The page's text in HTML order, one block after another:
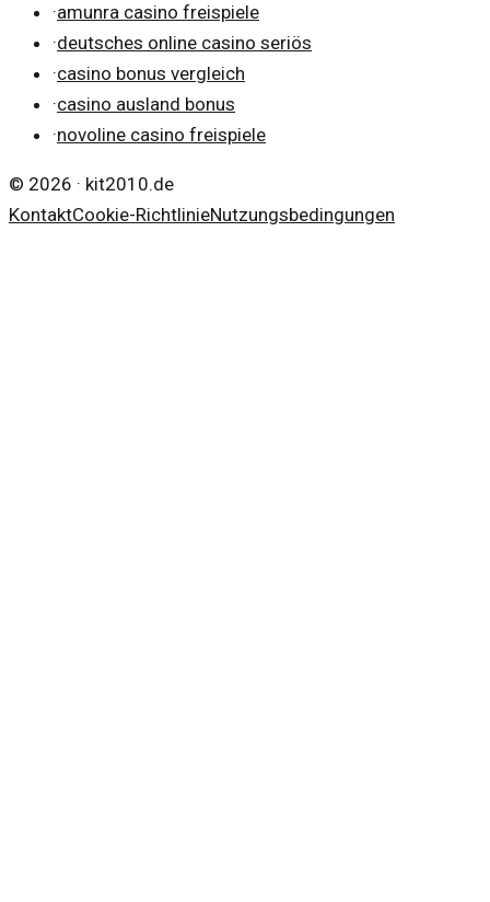
·amunra casino freispiele
·deutsches online casino seriös
·casino bonus vergleich
·casino ausland bonus
·novoline casino freispiele
© 2026 · kit2010.de
KontaktCookie-RichtlinieNutzungsbedingungen